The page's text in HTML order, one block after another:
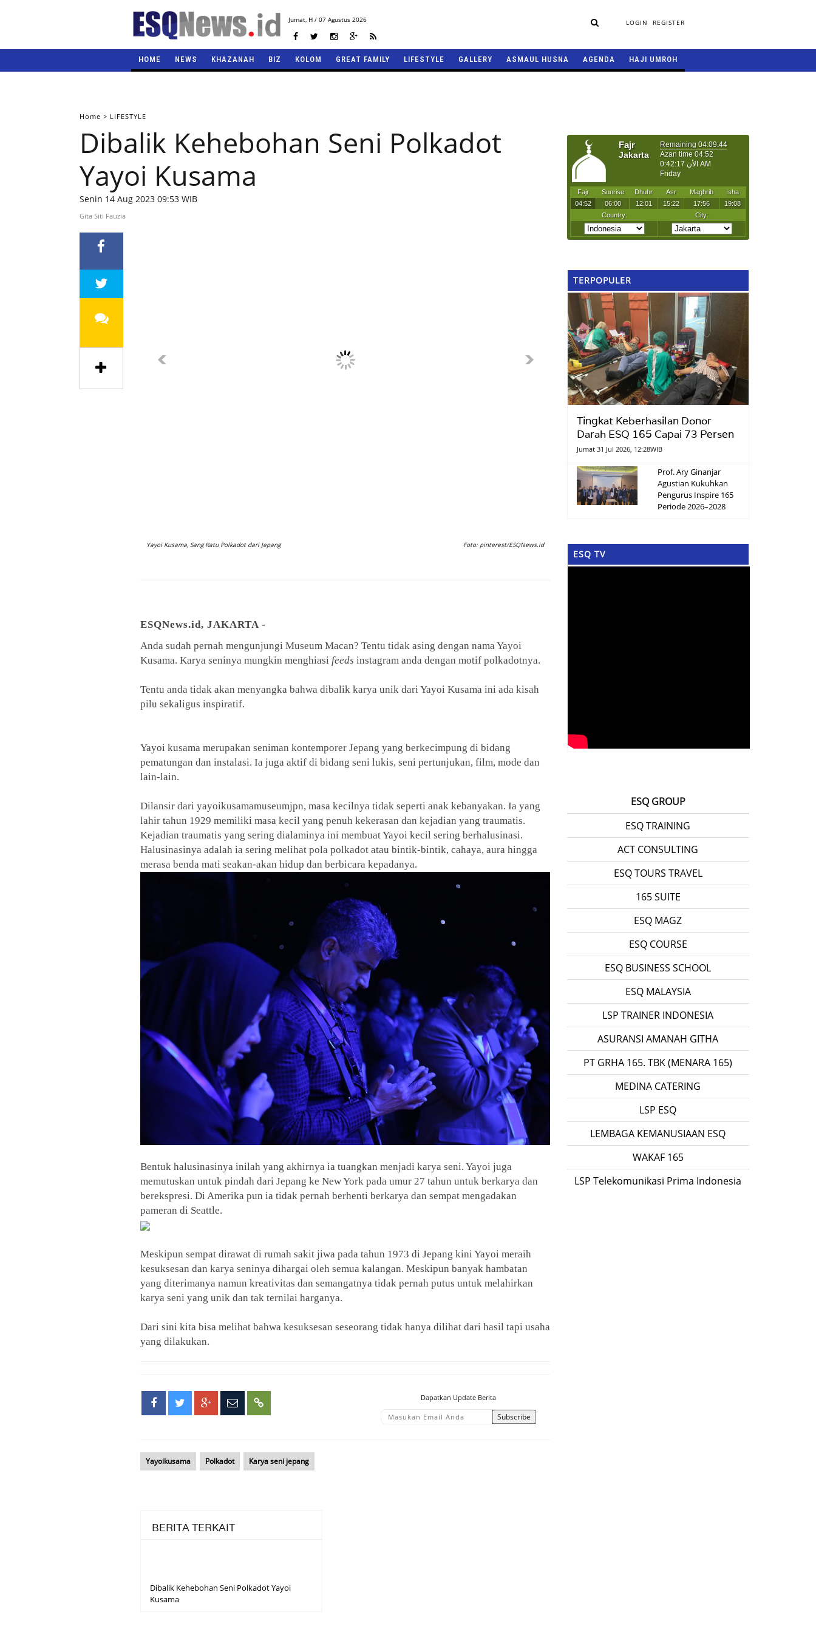
Jumat,H / 07 Agustus 2026 LOGIN REGISTER
HOME NEWS KHAZANAH BIZ KOLOM GREAT FAMILY LIFESTYLE GALLERY ASMAUL HUSNA AGENDA HAJI UMROH
Home > LIFESTYLE
Dibalik Kehebohan Seni Polkadot
Yayoi Kusama
Senin 14 Aug 2023 09:53 WIB
Gita Siti Fauzia
Yayoi Kusama, Sang Ratu Polkadot dari Jepang Foto: pinterest/ESQNews.id
ESQNews.id, JAKARTA -
Anda sudah pernah mengunjungi Museum Macan? Tentu tidak asing dengan nama Yayoi
Kusama. Karya seninya mungkin menghiasi feeds instagram anda dengan motif polkadotnya.
Tentu anda tidak akan menyangka bahwa dibalik karya unik dari Yayoi Kusama ini ada kisah
pilu sekaligus inspiratif.
Yayoi kusama merupakan seniman kontemporer Jepang yang berkecimpung di bidang
pematungan dan instalasi. Ia juga aktif di bidang seni lukis, seni pertunjukan, film, mode dan
lain-lain.
Dilansir dari yayoikusamamuseumjpn, masa kecilnya tidak seperti anak kebanyakan. Ia yang
lahir tahun 1929 memiliki masa kecil yang penuh kekerasan dan kejadian yang traumatis.
Kejadian traumatis yang sering dialaminya ini membuat Yayoi kecil sering berhalusinasi.
Halusinasinya adalah ia sering melihat pola polkadot atau bintik-bintik, cahaya, aura hingga
merasa benda mati seakan-akan hidup dan berbicara kepadanya.
Bentuk halusinasinya inilah yang akhirnya ia tuangkan menjadi karya seni. Yayoi juga
memutuskan untuk pindah dari Jepang ke New York pada umur 27 tahun untuk berkarya dan
berekspresi. Di Amerika pun ia tidak pernah berhenti berkarya dan sempat mengadakan
pameran di Seattle.
Meskipun sempat dirawat di rumah sakit jiwa pada tahun 1973 di Jepang kini Yayoi meraih
kesuksesan dan karya seninya dihargai oleh semua kalangan. Meskipun banyak hambatan
yang diterimanya namun kreativitas dan semangatnya tidak pernah putus untuk melahirkan
karya seni yang unik dan tak ternilai harganya.
Dari sini kita bisa melihat bahwa kesuksesan seseorang tidak hanya dilihat dari hasil tapi usaha
yang dilakukan.
Dapatkan Update Berita
Yayoikusama Polkadot Karya seni jepang
BERITA TERKAIT
Dibalik Kehebohan Seni Polkadot Yayoi
Kusama
TERPOPULER
Tingkat Keberhasilan Donor
Darah ESQ 165 Capai 73 Persen
Jumat 31 Jul 2026, 12:28WIB
Prof. Ary Ginanjar
Agustian Kukuhkan
Pengurus Inspire 165
Periode 2026–2028
ESQ TV
ESQ GROUP
ESQ TRAINING
ACT CONSULTING
ESQ TOURS TRAVEL
165 SUITE
ESQ MAGZ
ESQ COURSE
ESQ BUSINESS SCHOOL
ESQ MALAYSIA
LSP TRAINER INDONESIA
ASURANSI AMANAH GITHA
PT GRHA 165. TBK (MENARA 165)
MEDINA CATERING
LSP ESQ
LEMBAGA KEMANUSIAAN ESQ
WAKAF 165
LSP Telekomunikasi Prima Indonesia